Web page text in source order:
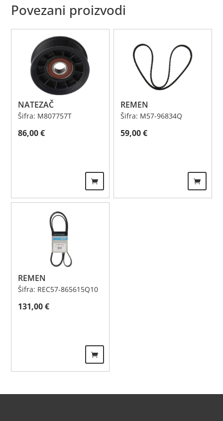
Povezani proizvodi
NATEZAČ
Šifra: M807757T
86,00€
REMEN
Šifra: M57-96834Q
59,00€
REMEN
Šifra: REC57-865615Q10
131,00€